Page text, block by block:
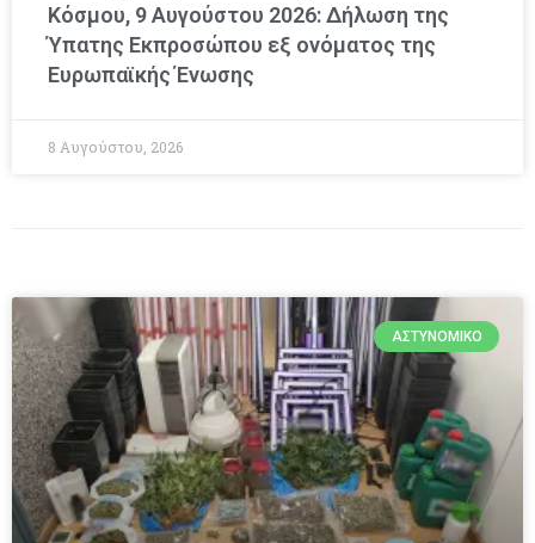
Κόσμου, 9 Αυγούστου 2026: Δήλωση της
Ύπατης Εκπροσώπου εξ ονόματος της
Ευρωπαϊκής Ένωσης
8 Αυγούστου, 2026
ΑΣΤΥΝΟΜΙΚΌ